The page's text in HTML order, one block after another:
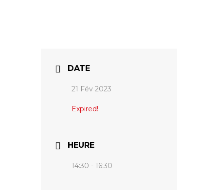
DATE
21 Fév 2023
Expired!
HEURE
14:30 - 16:30